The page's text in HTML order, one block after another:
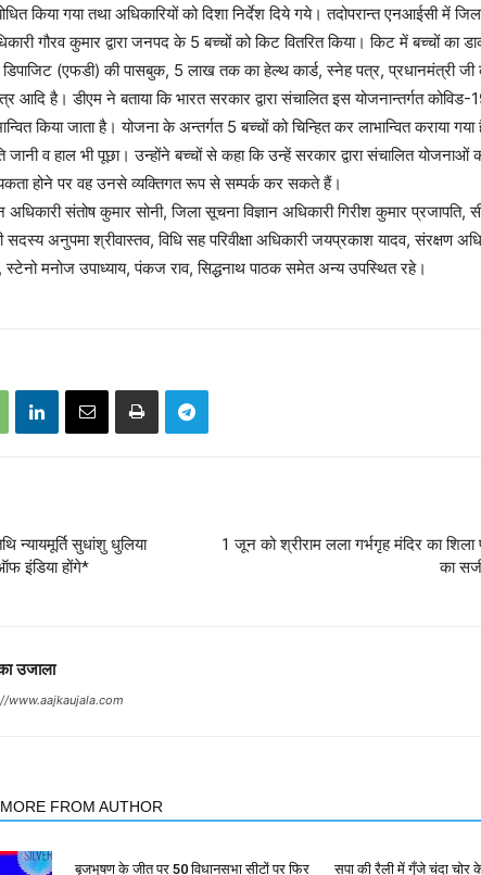
किया गया तथा अधिकारियों को दिशा निर्देश दिये गये। तदोपरान्त एनआईसी में
गौरव कुमार द्वारा जनपद के 5 बच्चों को किट वितरित किया। किट में बच्चों का
(एफडी) की पासबुक, 5 लाख तक का हेल्थ कार्ड, स्नेह पत्र, प्रधानमंत्री जी
आदि है। डीएम ने बताया कि भारत सरकार द्वारा संचालित इस योजनान्तर्गत
किया जाता है। योजना के अन्तर्गत 5 बच्चों को चिन्हित कर लाभान्वित कराया
जानी व हाल भी पूछा। उन्होंने बच्चों से कहा कि उन्हें सरकार द्वारा संचालित योजनाओं
होने पर वह उनसे व्यक्तिगत रूप से सम्पर्क कर सकते हैं।
संतोष कुमार सोनी, जिला सूचना विज्ञान अधिकारी गिरीश कुमार प्रजापति,
अनुपमा श्रीवास्तव, विधि सह परिवीक्षा अधिकारी जयप्रकाश यादव, संरक्षण
स्टेनो मनोज उपाध्याय, पंकज राव, सिद्धनाथ पाठक समेत अन्य उपस्थित रहे।
न्यायमूर्ति सुधांशु धुलिया
इंडिया होंगे*
1 जून को श्रीराम लला गर्भगृह मंदिर का शिला
का
उजाला
www.aajkaujala.com
MORE FROM AUTHOR
बृजभूषण के जीत पर 50 विधानसभा सीटों पर फिर
सपा की रैली में गूँजे चंदा चोर